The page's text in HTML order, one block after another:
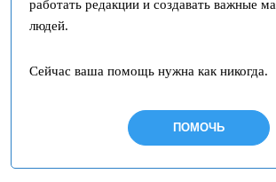
работать редакции и создавать важные
людей.
Сейчас ваша помощь нужна как никогда.
ПОМОЧЬ